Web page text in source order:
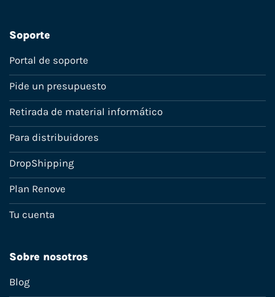
Soporte
Portal de soporte
Pide un presupuesto
Retirada de material informático
Para distribuidores
DropShipping
Plan Renove
Tu cuenta
Sobre nosotros
Blog